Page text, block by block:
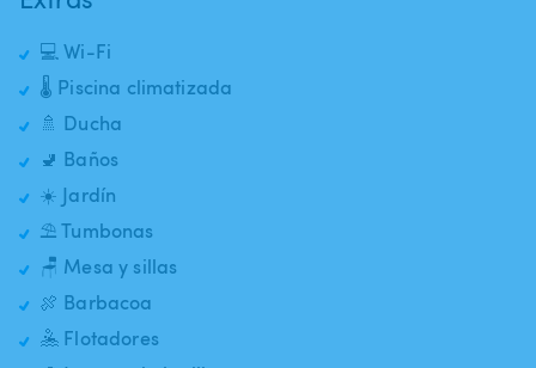
💻 Wi-Fi
🌡️ Piscina climatizada
🚿 Ducha
🚽 Baños
☀️ Jardín
⛱️ Tumbonas
🪑 Mesa y sillas
🍖 Barbacoa
🤽 Flotadores